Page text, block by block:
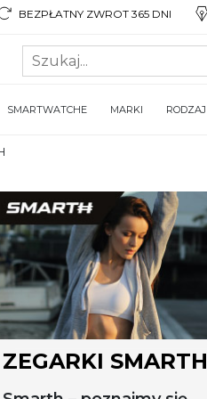
BEZPŁATNY ZWROT 365 DNI
SMARTWATCHE MARKI RODZAJ
ZEGARKI SMARTH